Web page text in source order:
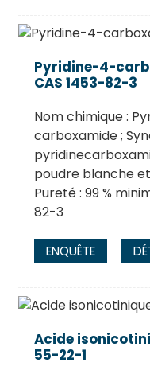
Pyridine-4-
CAS 1453-82-3
Nom chimique :
carboxamide ;
poudre blanche
Pureté : 99 %
82-3
ENQUÊTE
Acide
55-22-1